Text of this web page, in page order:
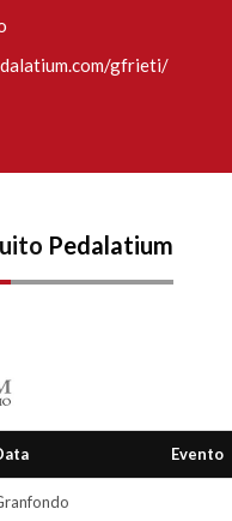
gfrieti/
Pedalatium
Evento